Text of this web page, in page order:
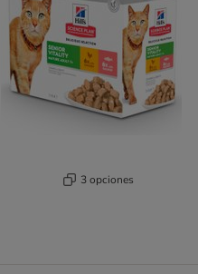
3 opciones